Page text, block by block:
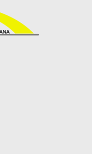
Izmērs: 1220 × 2900 mm
Biezums: 2 mm